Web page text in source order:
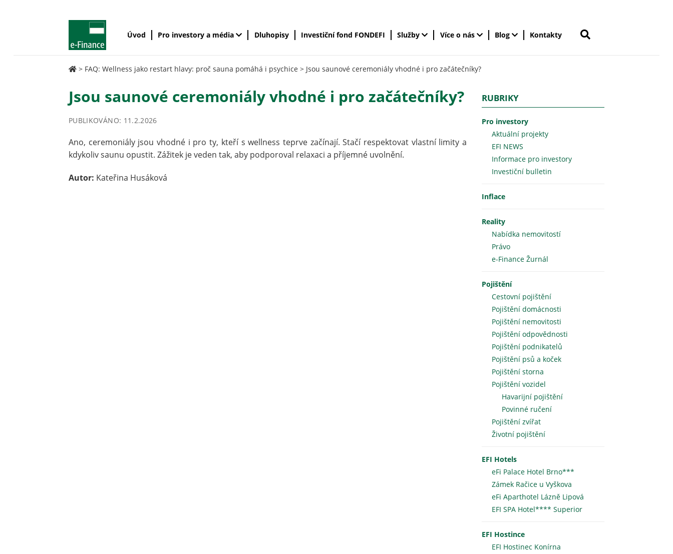
Úvod Pro investory a média Dluhopisy Investiční fond FONDEFI Služby Více o nás Blog Kontakty
> FAQ: Wellness jako restart hlavy: proč sauna pomáhá i psychice > Jsou saunové ceremoniály vhodné i pro začátečníky?
Jsou saunové ceremoniály vhodné i pro začátečníky?
PUBLIKOVÁNO: 11.2.2026
Ano, ceremoniály jsou vhodné i pro ty, kteří s wellness teprve začínají. Stačí respektovat vlastní limity a
kdykoliv saunu opustit. Zážitek je veden tak, aby podporoval relaxaci a příjemné uvolnění.
Autor: Kateřina Husáková
RUBRIKY
Pro investory
Aktuální projekty
EFI NEWS
Informace pro investory
Investiční bulletin
Inflace
Reality
Nabídka nemovitostí
Právo
e-Finance Žurnál
Pojištění
Cestovní pojištění
Pojištění domácnosti
Pojištění nemovitosti
Pojištění odpovědnosti
Pojištění podnikatelů
Pojištění psů a koček
Pojištění storna
Pojištění vozidel
Havarijní pojištění
Povinné ručení
Pojištění zvířat
Životní pojištění
EFI Hotels
eFi Palace Hotel Brno***
Zámek Račice u Vyškova
eFi Aparthotel Lázně Lipová
EFI SPA Hotel**** Superior
EFI Hostince
EFI Hostinec Konírna